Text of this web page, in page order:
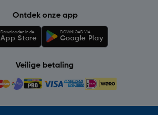
Ontdek onze app
Downloaden in de
App Store
DOWNLOAD VIA
Google Play
Veilige betaling